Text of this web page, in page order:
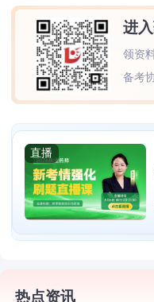
进
领资
备考
直播
热点资讯